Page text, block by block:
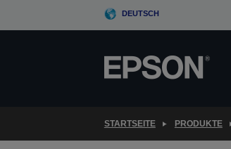
DEUTSCH
STARTSEITE PRODUKTE